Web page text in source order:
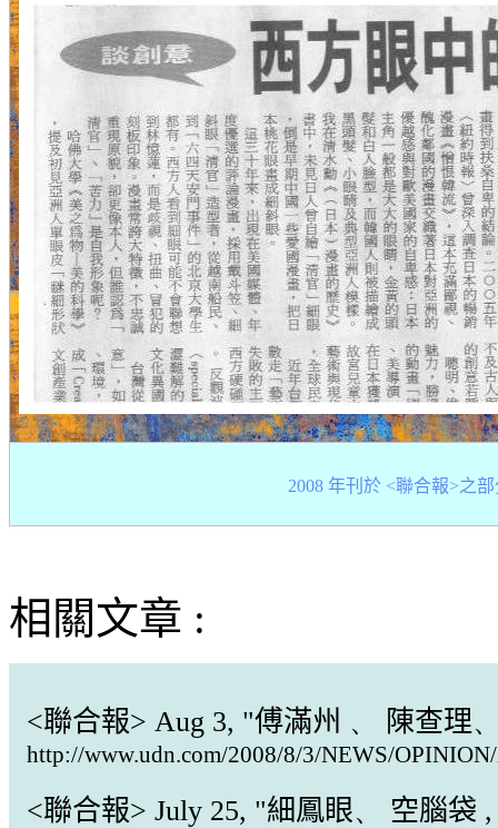
2008 年刊於 <聯合報>之
相關文章 :
<聯合報> Aug 3, "傅滿州 、 陳查理
http://www.udn.com/2008/8/3/NEWS/
<聯合報> July 25, "細鳳眼、
空腦袋